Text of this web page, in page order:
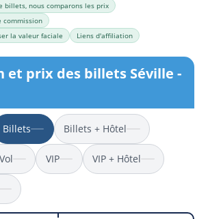
billets, nous comparons les prix
commission
la valeur faciale
Liens d'affiliation
prix des billets Séville -
Billets Billets + Hôtel
VIP VIP + Hôtel